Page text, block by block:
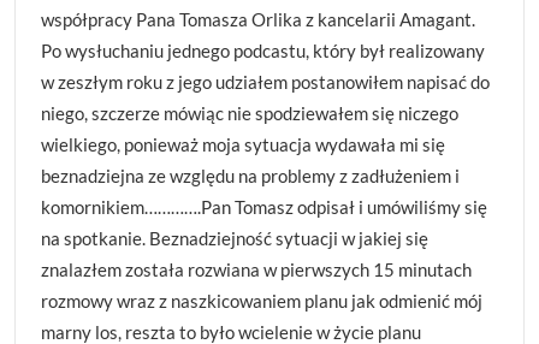
współpracy Pana Tomasza Orlika z kancelarii Amagant.
Po wysłuchaniu jednego podcastu, który był realizowany
w zeszłym roku z jego udziałem postanowiłem napisać do
niego, szczerze mówiąc nie spodziewałem się niczego
wielkiego, ponieważ moja sytuacja wydawała mi się
beznadziejna ze względu na problemy z zadłużeniem i
komornikiem………….Pan Tomasz odpisał i umówiliśmy się
na spotkanie. Beznadziejność sytuacji w jakiej się
znalazłem została rozwiana w pierwszych 15 minutach
rozmowy wraz z naszkicowaniem planu jak odmienić mój
marny los, reszta to było wcielenie w życie planu